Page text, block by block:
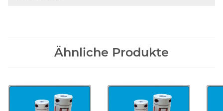
Ähnliche Produkte